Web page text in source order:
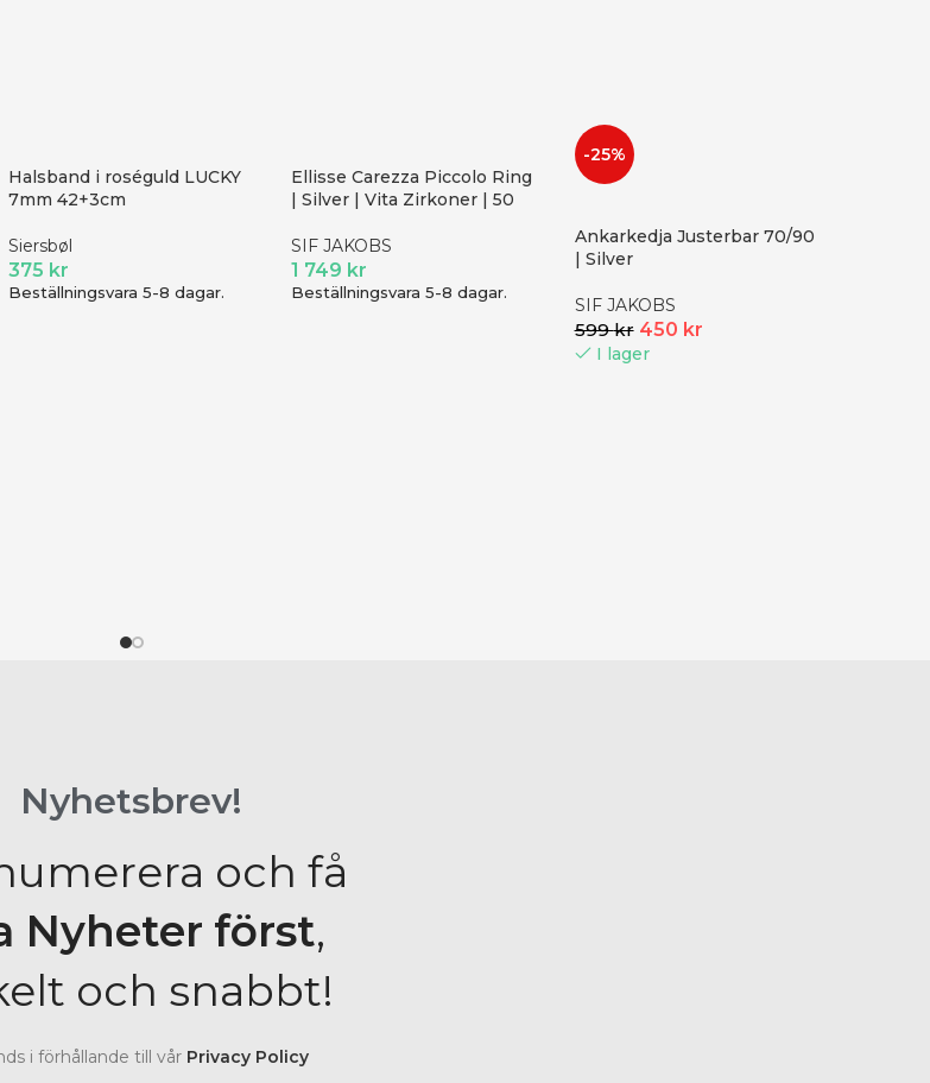
Halsband i roséguld LUCKY
7mm 42+3cm
Siersbøl
375 kr
Beställningsvara 5-8 dagar.
Ellisse Carezza Piccolo Ring
| Silver | Vita Zirkoner | 50
SIF JAKOBS
1 749 kr
Beställningsvara 5-8 dagar.
-25%
Ankarkedja Justerbar 70/90
| Silver
SIF JAKOBS
599kr 450 kr
I lager
Nyhetsbrev!
och få
Nyheter först,
och snabbt!
i förhållande till vår Privacy Policy